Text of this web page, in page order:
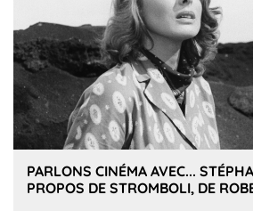
PARLONS CINÉMA AVEC...
PROPOS DE STROMBOLI, DE